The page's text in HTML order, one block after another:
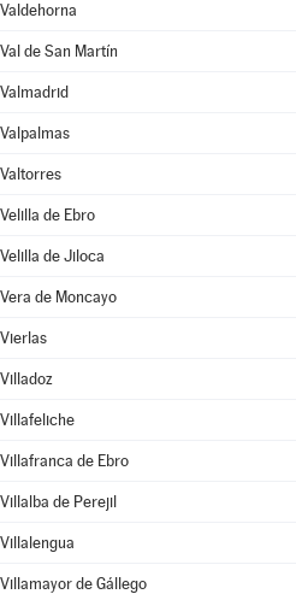
Valdehorna
Val de San Martín
Valmadrid
Valpalmas
Valtorres
Velilla de Ebro
Velilla de Jiloca
Vera de Moncayo
Vierlas
Villadoz
Villafeliche
Villafranca de Ebro
Villalba de Perejil
Villalengua
Villamayor de Gállego